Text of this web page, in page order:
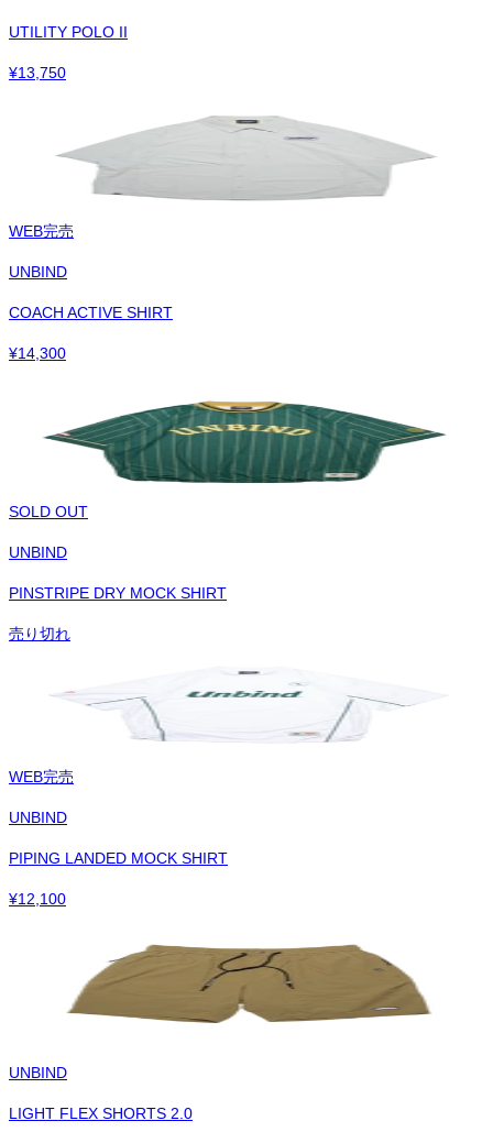
UTILITY POLO II
¥13,750
WEB完売
UNBIND
COACH ACTIVE SHIRT
¥14,300
SOLD OUT
UNBIND
PINSTRIPE DRY MOCK SHIRT
売り切れ
WEB完売
UNBIND
PIPING LANDED MOCK SHIRT
¥12,100
UNBIND
LIGHT FLEX SHORTS 2.0